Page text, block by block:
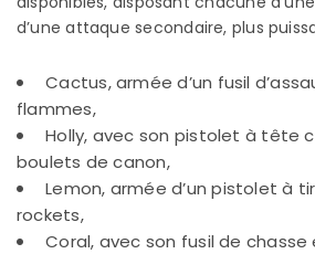
d’une attaque secondaire, plus
Cactus, armée d’un fusil
flammes,
Holly, avec son pistolet à tête
boulets de canon,
Lemon, armée d’un pistolet à
rockets,
Coral, avec son fusil de